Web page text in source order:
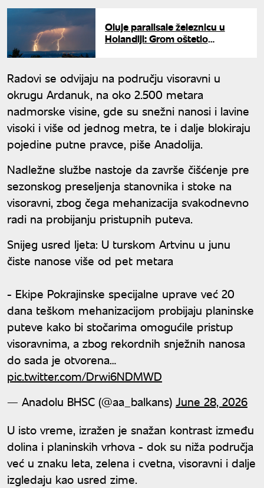
Oluje paralisale železnicu u
Holandiji: Grom oštetio
Radovi se odvijaju na području visoravni u
okrugu Ardanuk, na oko 2.500 metara
nadmorske visine, gde su snežni nanosi i lavine
visoki i više od jednog metra, te i dalje blokiraju
pojedine putne pravce, piše Anadolija.
Nadležne službe nastoje da završe čišćenje pre
sezonskog preseljenja stanovnika i stoke na
visoravni, zbog čega mehanizacija svakodnevno
radi na probijanju pristupnih puteva.
Snijeg usred ljeta: U turskom Artvinu u junu
čiste nanose više od pet metara
- Ekipe Pokrajinske specijalne uprave već 20
dana teškom mehanizacijom probijaju planinske
puteve kako bi stočarima omogućile pristup
visoravnima, a zbog rekordnih snježnih nanosa
do sada je otvorena…
pic.twitter.com/Drwi6NDMWD
— Anadolu BHSC (@aa_balkans) June 28, 2026
U isto vreme, izražen je snažan kontrast između
dolina i planinskih vrhova - dok su niža područja
već u znaku leta, zelena i cvetna, visoravni i dalje
izgledaju kao usred zime.